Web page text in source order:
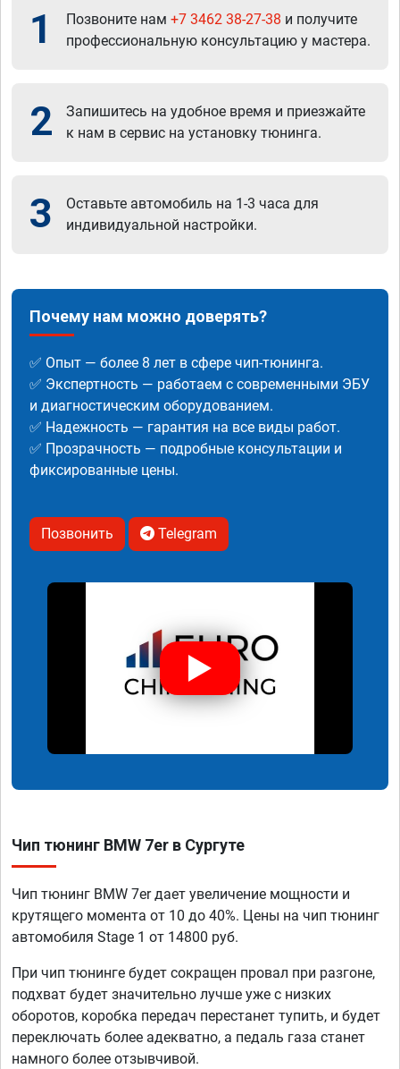
1 Позвоните нам +7 3462 38-27-38 и получите
профессиональную консультацию у мастера.
2
Запишитесь на удобное время и приезжайте
к нам в сервис на установку тюнинга.
3
Оставьте автомобиль на 1-3 часа для
индивидуальной настройки.
Почему нам можно доверять?
✅ Опыт — более 8 лет в сфере чип-тюнинга.
✅ Экспертность — работаем с современными ЭБУ
и диагностическим оборудованием.
✅ Надежность — гарантия на все виды работ.
✅ Прозрачность — подробные консультации и
фиксированные цены.
Позвонить Telegram
Чип тюнинг BMW 7er в Сургуте
Чип тюнинг BMW 7er дает увеличение мощности и
крутящего момента от 10 до 40%. Цены на чип тюнинг
автомобиля Stage 1 от 14800 руб.
При чип тюнинге будет сокращен провал при разгоне,
подхват будет значительно лучше уже с низких
оборотов, коробка передач перестанет тупить, и будет
переключать более адекватно, а педаль газа станет
намного более отзывчивой.